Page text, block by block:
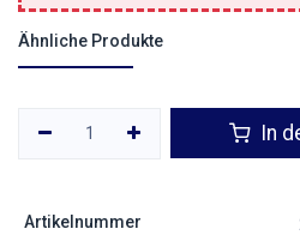
Ähnliche Produkte
In
Artikelnummer